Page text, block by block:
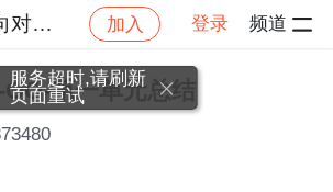
2024年北航面向对象设计与构造 加入 登录 频道
航面向对象设计与构造
第一单元总结